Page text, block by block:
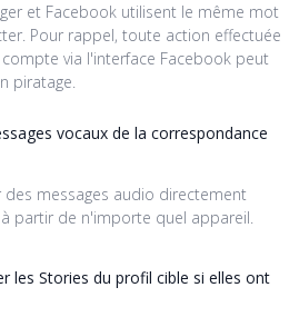
et Facebook utilisent le même mot
Pour rappel, toute action effectuée
via l'interface Facebook peut
piratage.
vocaux de la correspondance
des messages audio directement
partir de n'importe quel appareil.
les Stories du profil cible si elles ont